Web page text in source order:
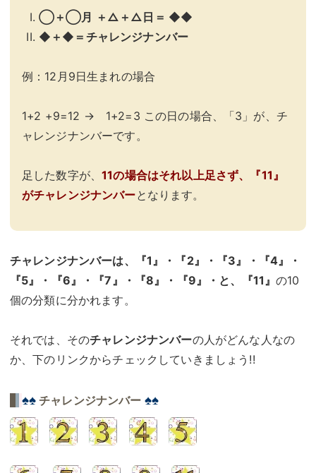
◯＋◯月 ＋△＋△日＝ ◆◆
◆＋◆＝チャレンジナンバー
例：12月9日生まれの場合
1+2 +9=12 → 1+2=3 この日の場合、「3」が、チ
ャレンジナンバーです。
足した数字が、11の場合はそれ以上足さず、『11』
がチャレンジナンバーとなります。
チャレンジナンバーは、『1』・『2』・『3』・『4』・
『5』・『6』・『7』・『8』・『9』・と、『11』の10
個の分類に分かれます。
それでは、そのチャレンジナンバーの人がどんな人なの
か、下のリンクからチェックしていきましょう!!
♠♠チャレンジナンバー ♠♠